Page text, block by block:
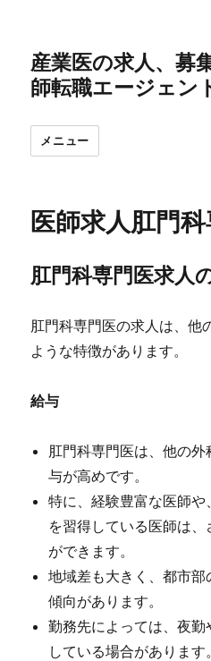
産業医の求人、募
師転職エージェン
メニュー
医師求人肛門
肛門科専門医求人
肛門科専門医の求人は、他
ような特徴があります。
給与
肛門科専門医は、他の
与が高めです。
特に、経験豊富な医師
を習得している医師は
ができます。
地域差も大きく、都市
傾向があります。
勤務先によっては、夜
している場合があります。